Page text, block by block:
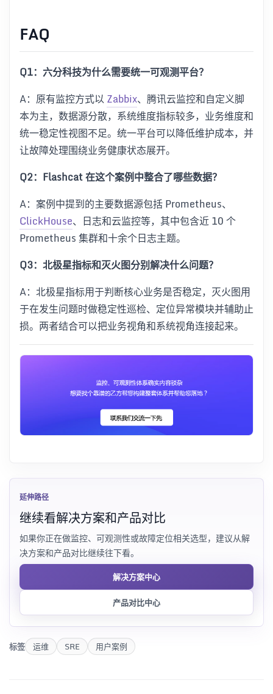
FAQ
Q1：六分科技为什么需要统一可观测平台？
A：原有监控方式以Zabbix、腾讯云监控和自定义脚
本为主，数据源分散，系统维度指标较多，业务维度和
统一稳定性视图不足。统一平台可以降低维护成本，并
让故障处理围绕业务健康状态展开。
Q2：Flashcat 在这个案例中整合了哪些数据？
A：案例中提到的主要数据源包括 Prometheus、
ClickHouse、日志和云监控等，其中包含近 10 个
Prometheus 集群和十余个日志主题。
Q3：北极星指标和灭火图分别解决什么问题？
A：北极星指标用于判断核心业务是否稳定，灭火图用
于在发生问题时做稳定性巡检、定位异常模块并辅助止
损。两者结合可以把业务视角和系统视角连接起来。
延伸路径
继续看解决方案和产品对比
如果你正在做监控、可观测性或故障定位相关选型，建议从解
决方案和产品对比继续往下看。
解决方案中心
产品对比中心
标签 运维 SRE 用户案例